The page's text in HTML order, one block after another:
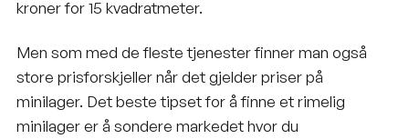
kroner for 15 kvadratmeter.
Men som med de fleste tjenester finner man også
store prisforskjeller når det gjelder priser på
minilager. Det beste tipset for å finne et rimelig
minilager er å sondere markedet hvor du